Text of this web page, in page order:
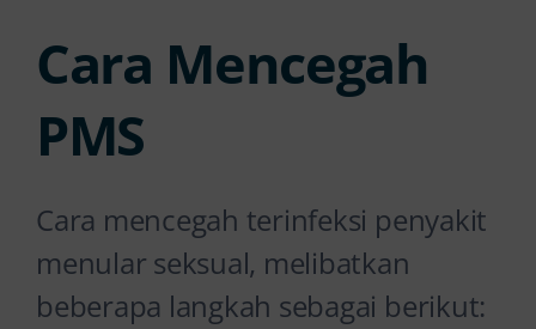
Cara Mencegah
PMS
Cara mencegah terinfeksi penyakit
menular seksual, melibatkan
beberapa langkah sebagai berikut: